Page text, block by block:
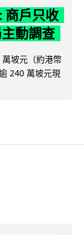
商戶只收
動調查
坡元（約港幣
240 萬坡元現